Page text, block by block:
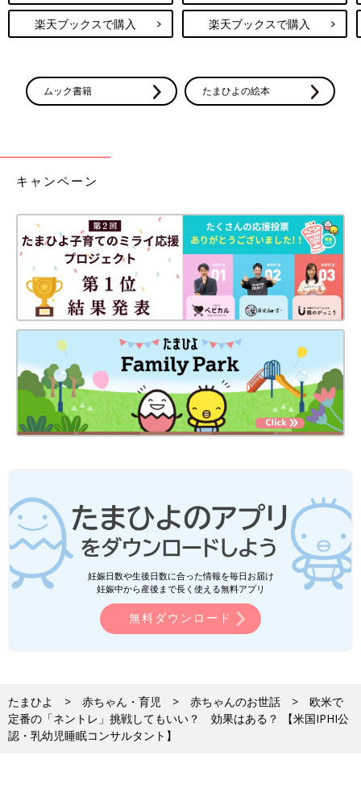
楽天ブックスで購入 楽天ブックスで購入
ムック書籍 たまひよの絵本
キャンペーン
妊娠日数や生後日数に合った情報を毎日お届け
妊娠中から産後まで長く使える無料アプリ
無料ダウンロード
たまひよ 赤ちゃん・育児 赤ちゃんのお世話
欧米で
定番の「ネントレ」挑戦してもいい？ 効果はある？ 【米国IPHI公
認・乳幼児睡眠コンサルタント】